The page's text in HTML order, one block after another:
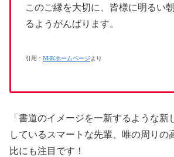
このご縁を大切に、皆様に明るい
るようがんばります。
引用： NHKホームページ より
「書道のイメージを一新するような新
しているスマートな先輩、唯の周りの
比にも注目です！